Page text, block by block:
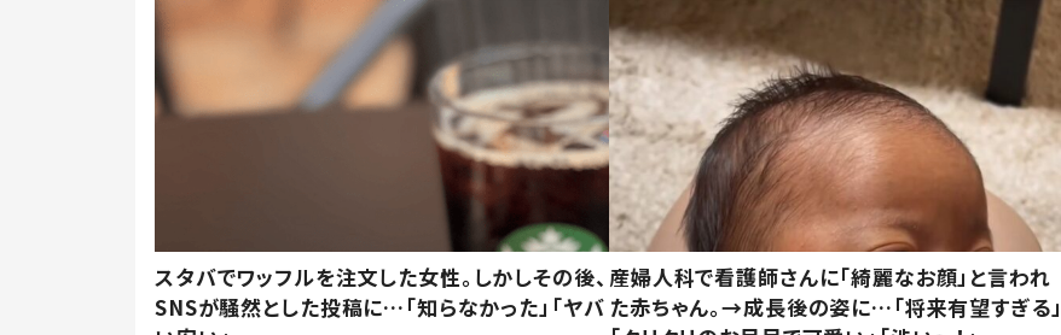
スタバでワッフルを注文した女性。しかしその後、
SNSが騒然とした投稿に…「知らなかった」「ヤバ
産婦人科で看護師さんに「綺麗なお顔」と言われ
た赤ちゃん。→成長後の姿に…「将来有望すぎる」